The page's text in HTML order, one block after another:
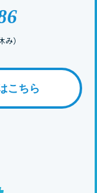
）
こちら